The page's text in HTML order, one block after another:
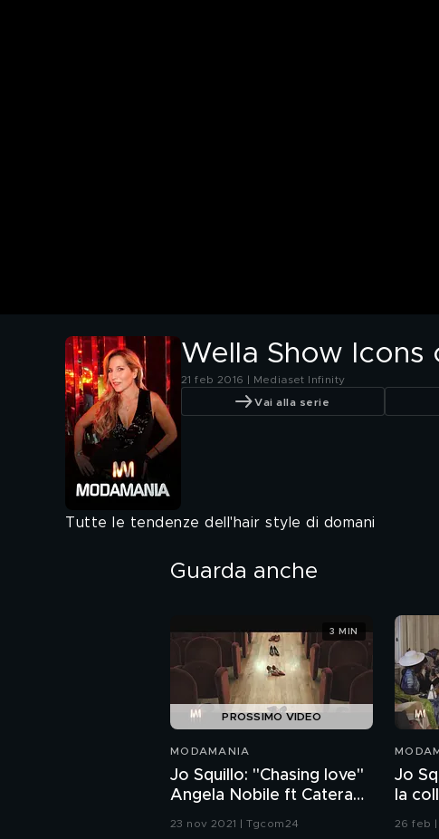
Wella Show
21 feb 2016 | Mediaset Infinity
Vai alla serie
Tutte le tendenze dell'hair style di domani
Guarda anche
PROSSIMO VIDEO
MODAMANIA
Jo Squillo: "Chasing love"
Angela Nobile ft Catera
23 nov 2021 | Tgcom24
3 MIN
Jo
la
26 feb